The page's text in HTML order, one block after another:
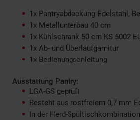
1x Pantryabdeckung Edelstahl,
1x Metallunterbau 40 cm
1x Kühlschrank 50 cm KS 5002
1x Ab- und Überlaufgarnitur
1x Bedienungsanleitung
Ausstattung Pantry:
LGA-GS geprüft
Besteht aus rostfreiem 0,7 mm
In der Herd-